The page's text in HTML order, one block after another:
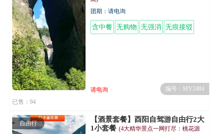
团期：请电询
含中餐 无购物 无强消 无痕接驳
请电询
编号：MY2484
已售：94
自由行
【酒景套餐】酉阳自驾游自由行2大
1小套餐 (4大精华景点一网打尽：桃花源